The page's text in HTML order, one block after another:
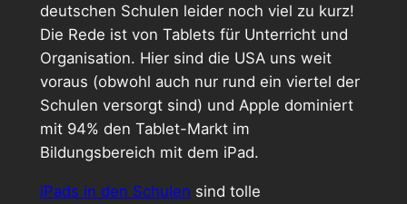
deutschen Schulen leider noch viel zu kurz!
Die Rede ist von Tablets für Unterricht und
Organisation. Hier sind die USA uns weit
voraus (obwohl auch nur rund ein viertel der
Schulen versorgt sind) und Apple dominiert
mit 94% den Tablet-Markt im
Bildungsbereich mit dem iPad.
iPads in den Schulen sind tolle